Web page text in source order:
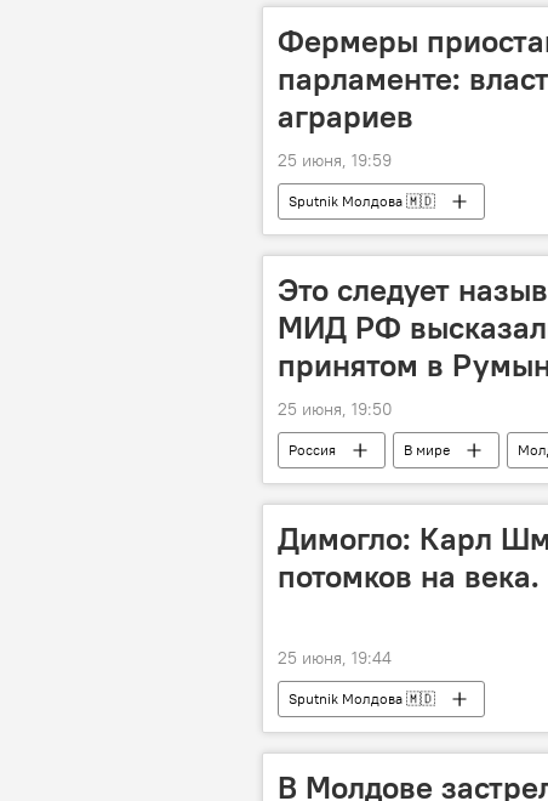
Фермеры
парламенте:
аграриев
25 июня, 19:59
Sputnik Молдова 🇲🇩
Это следует
МИД РФ
принятом в
25 июня, 19:50
Россия В мире
Димогло: Карл
потомков на века.
25 июня, 19:44
Sputnik Молдова 🇲🇩
В Молдове